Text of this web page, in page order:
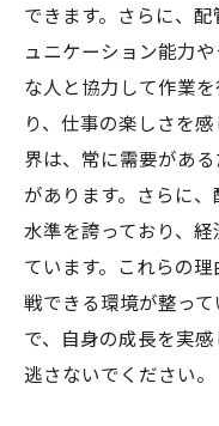
できます。さらに、
ュニケーション能力
な人と協力して作業
り、仕事の楽しさを
界は、常に需要があ
があります。さらに
水準を誇っており、
ています。これらの
戦できる環境が整っ
で、自身の成長を実
逃さないでください。